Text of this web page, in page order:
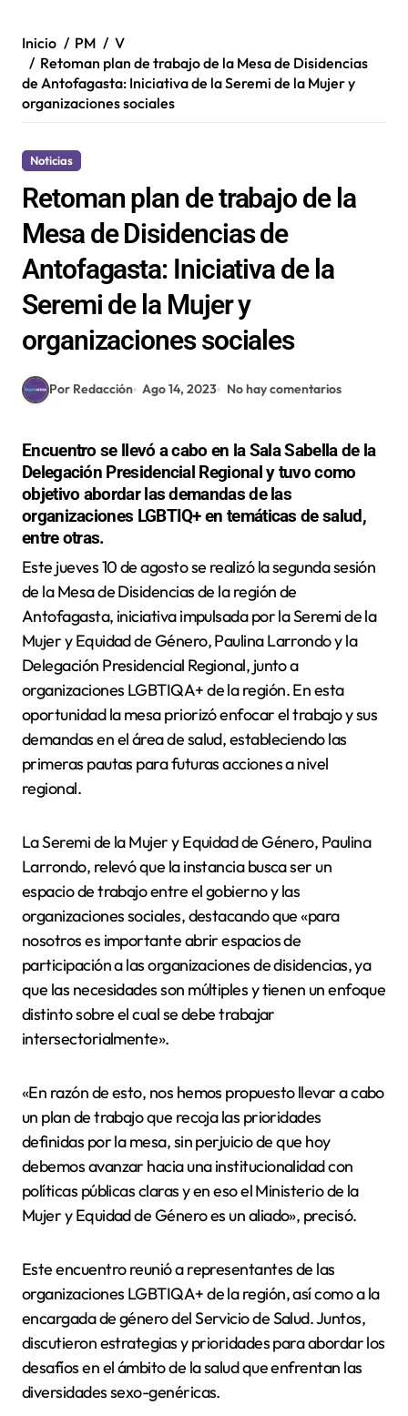
Inicio PM
V
Retoman plan de trabajo de la Mesa de Disidencias
de Antofagasta: Iniciativa de la Seremi de la Mujer y
organizaciones sociales
Noticias
Retoman plan de trabajo de la
Mesa de Disidencias de
Antofagasta: Iniciativa de la
Seremi de la Mujer y
organizaciones sociales
Por Redacción Ago 14, 2023 No hay comentarios
Encuentro se llevó a cabo en la Sala Sabella de la
Delegación Presidencial Regional y tuvo como
objetivo abordar las demandas de las
organizaciones LGBTIQ+ en temáticas de salud,
entre otras.
Este jueves 10 de agosto se realizó la segunda sesión
de la Mesa de Disidencias de la región de
Antofagasta, iniciativa impulsada por la Seremi de la
Mujer y Equidad de Género, Paulina Larrondo y la
Delegación Presidencial Regional, junto a
organizaciones LGBTIQA+ de la región. En esta
oportunidad la mesa priorizó enfocar el trabajo y sus
demandas en el área de salud, estableciendo las
primeras pautas para futuras acciones a nivel
regional.
La Seremi de la Mujer y Equidad de Género, Paulina
Larrondo, relevó que la instancia busca ser un
espacio de trabajo entre el gobierno y las
organizaciones sociales, destacando que «para
nosotros es importante abrir espacios de
participación a las organizaciones de disidencias, ya
que las necesidades son múltiples y tienen un enfoque
distinto sobre el cual se debe trabajar
intersectorialmente».
«En razón de esto, nos hemos propuesto llevar a cabo
un plan de trabajo que recoja las prioridades
definidas por la mesa, sin perjuicio de que hoy
debemos avanzar hacia una institucionalidad con
políticas públicas claras y en eso el Ministerio de la
Mujer y Equidad de Género es un aliado», precisó.
Este encuentro reunió a representantes de las
organizaciones LGBTIQA+ de la región, así como a la
encargada de género del Servicio de Salud. Juntos,
discutieron estrategias y prioridades para abordar los
desafíos en el ámbito de la salud que enfrentan las
diversidades sexo-genéricas.